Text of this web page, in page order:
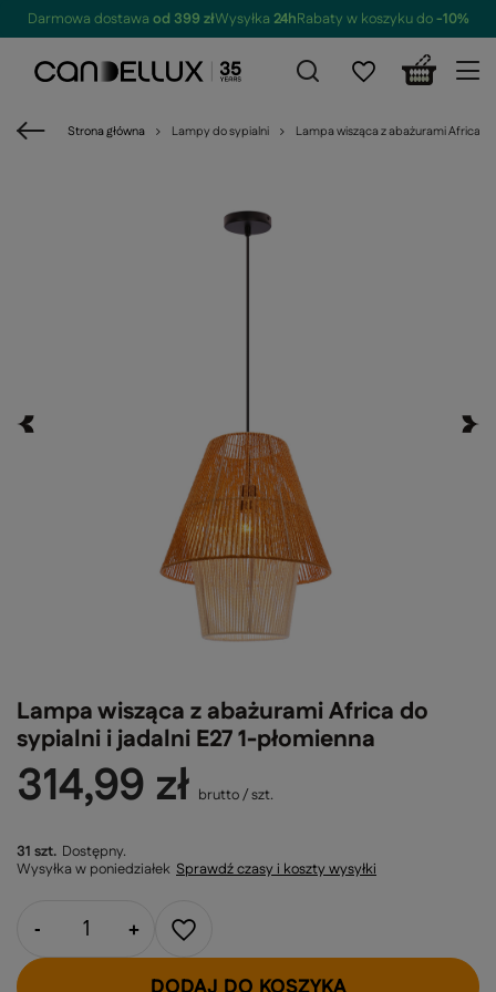
Darmowa dostawa od 399 złWysyłka 24hRabaty w koszyku do-10%
Strona główna Lampy do sypialni Lampa wisząca z abażurami Africa
Lampa wisząca z abażurami Africa do
sypialni i jadalni E27 1-płomienna
31 szt. Dostępny
Wysyłka w poniedziałek Sprawdź czasy i koszty wysyłki
314,99 zł brutto/szt.
- +